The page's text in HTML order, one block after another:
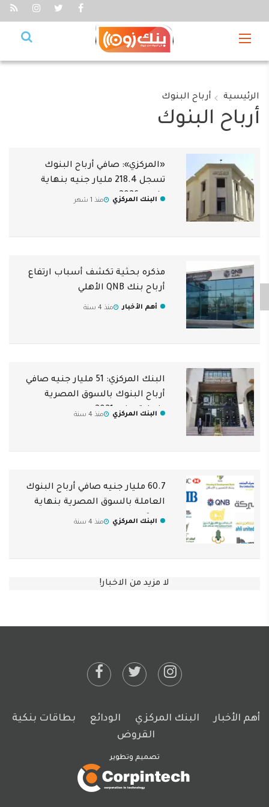
الرئيسية أرباح البنوك
أرباح البنوك
«المركزي»: صافي أرباح البنوك
تسجل 218.4 مليار جنيه بنهاية
مارس 2026
البنك المركزي منذ 1 شهر
مذكره بحثية تكشف أسباب ارتفاع
أرباح بنك QNB الأهلي
أهم الأخبار منذ 4 سنة
البنك المركزي: 51 مليار جنيه صافي
أرباح البنوك بالسوق المصرية
بنهاية يونيو 2021
البنك المركزي منذ 4 سنة
60.7 مليار جنيه صافي أرباح البنوك
العاملة بالسوق المصرية بنهاية
سبتمبر
البنك المركزي منذ 4 سنة
لا مزيد من الاخبار!
أهم الأخبار البنك المركزي الودائع
بطاقات بنكية
القروض
تصميم وتطوير